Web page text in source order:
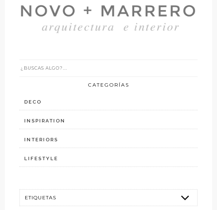
CATEGORÍAS
DECO
INSPIRATION
INTERIORS
LIFESTYLE